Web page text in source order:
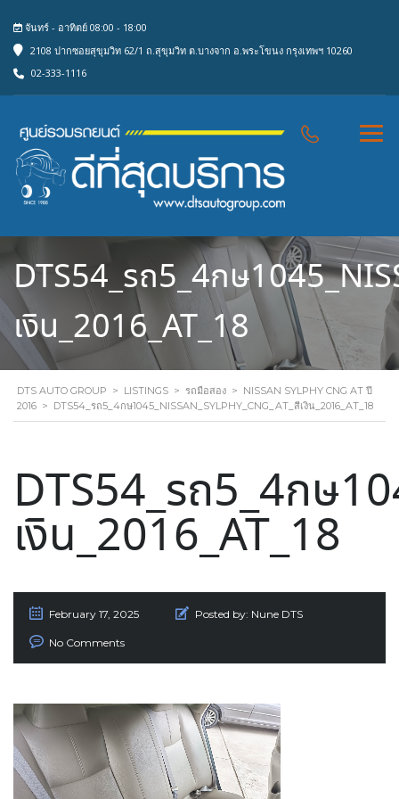
จันทร์ - อาทิตย์ 08:00 - 18:00
2108 ปากซอยสุขุมวิท 62/1 ถ.สุขุมวิท ต.บางจาก อ.พระโขนง กรุงเทพฯ 10260
02-333-1116
DTS54_รถ5_4กษ
เงิน_2016_AT_18
DTS AUTO GROUP > LISTINGS > รถมือสอง > NISSAN SYLPHY CNG AT ปี
2016 > DTS54_รถ5_4กษ1045_NISSAN_SYLPHY_CNG_AT_สีเงิน_2016_AT_18
DTS54_รถ5_4กษ
เงิน_2016_AT_18
February 17, 2025 Posted by: Nune DTS
No Comments